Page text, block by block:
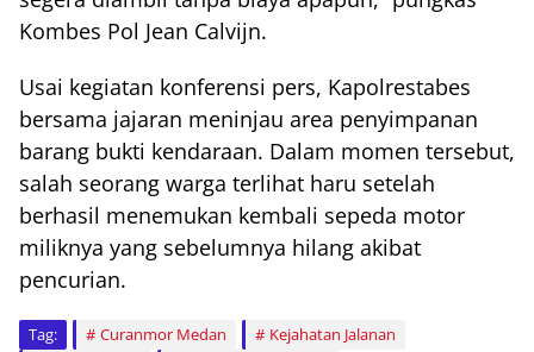
Kombes Pol Jean Calvijn.
Usai kegiatan konferensi pers, Kapolrestabes
bersama jajaran meninjau area penyimpanan
barang bukti kendaraan. Dalam momen tersebut,
salah seorang warga terlihat haru setelah
berhasil menemukan kembali sepeda motor
miliknya yang sebelumnya hilang akibat
pencurian.
Tag: Curanmor Medan
Kejahatan Jalanan